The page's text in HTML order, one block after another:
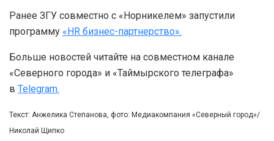
Ранее ЗГУ совместно с «Норникелем» запустили
программу «HR бизнес-партнерство».
Больше новостей читайте на совместном канале
«Северного города» и «Таймырского телеграфа»
в Telegram.
Текст: Анжелика Степанова, фото: Медиакомпания «Северный город»/
Николай Щипко